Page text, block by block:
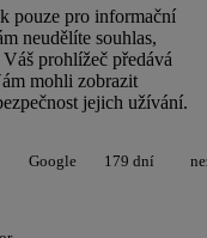
pouze pro informační
neudělíte souhlas,
prohlížeč předává
mohli zobrazit
jejich užívání.
Google 179 dní